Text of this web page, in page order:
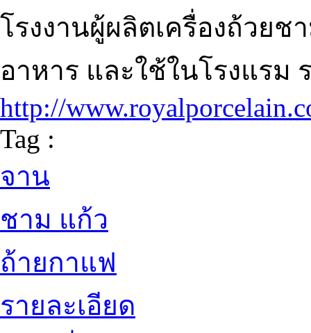
โรงงานผู้ผลิตเครื่องถ้วย
อาหาร และใช้ในโรงแร
http://
Tag :
จาน
ชาม แก้ว
ถ้ายกาแฟ
รายละเอียด